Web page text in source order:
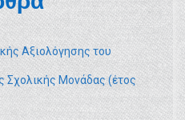
Αξιολόγησης του
Σχολικής Μονάδας (έτος